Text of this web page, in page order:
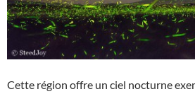
Cette région offre un ciel nocturne